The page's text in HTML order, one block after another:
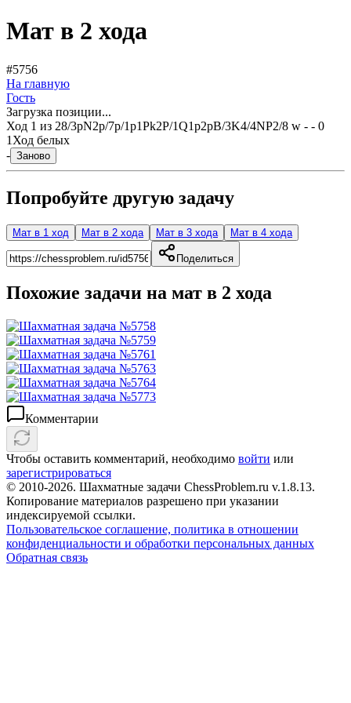
Мат в 2 хода
#5756
На главную
Гость
Загрузка позиции...
Ход 1 из 28/3pN2p/7p/1p1Pk2P/1Q1p2pB/3K4/4NP2/8 w - - 0
1 Ход белых
- Заново
Попробуйте другую задачу
Мат в 1 ход Мат в 2 хода Мат в 3 хода Мат в 4 хода
Поделиться
Похожие задачи на мат в 2 хода
Комментарии
Чтобы оставить комментарий, необходимо войти или
зарегистрироваться
© 2010-2026. Шахматные задачи ChessProblem.ru v.1.8.13.
Копирование материалов разрешено при указании
индексируемой ссылки.
Пользовательское соглашение, политика в отношении
конфиденциальности и обработки персональных данных
Обратная связь